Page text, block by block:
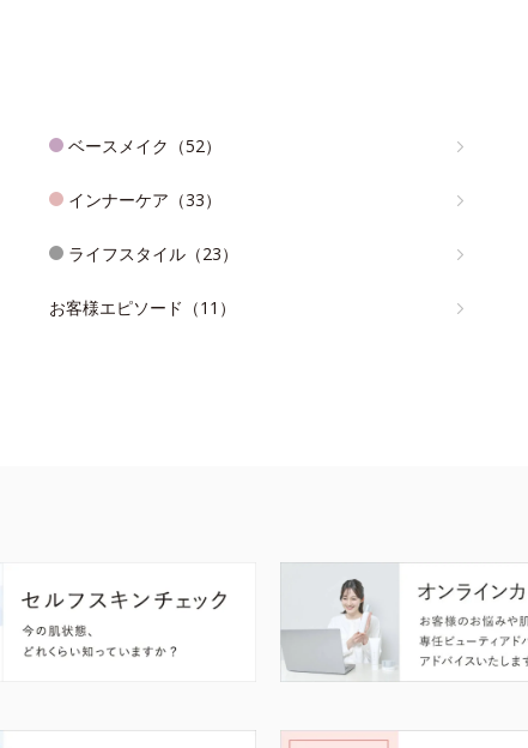
ベースメイク（52）
インナーケア（33）
ライフスタイル（23）
お客様エピソード（11）